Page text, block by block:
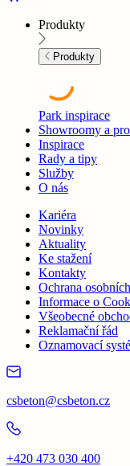
Produkty
Produkty
Park inspirace
Showroomy a
Inspirace
Rady a tipy
Služby
O nás
Kariéra
Novinky
Aktuality
Ke stažení
Kontakty
Ochrana
Informace o
Všeobecné
Reklamační řád
Oznamovací
csbeton@csbeton.cz
+420 473 030 400